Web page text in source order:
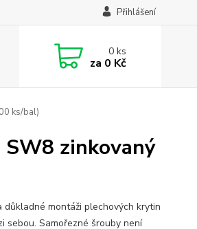
Přihlášení
0ks
za 0 Kč
ks/bal)
zinkovaný
montáži plechových krytin
sebou. Samořezné šrouby není